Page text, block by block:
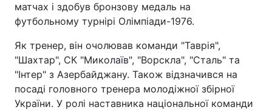
матчах і здобув бронзову медаль на
футбольному турнірі Олімпіади-1976.
Як тренер, він очолював команди "Таврія",
"Шахтар", СК "Миколаїв", "Ворскла", "Сталь" та
"Інтер" з Азербайджану. Також відзначився на
посаді головного тренера молодіжної збірної
України. У ролі наставника національної команди